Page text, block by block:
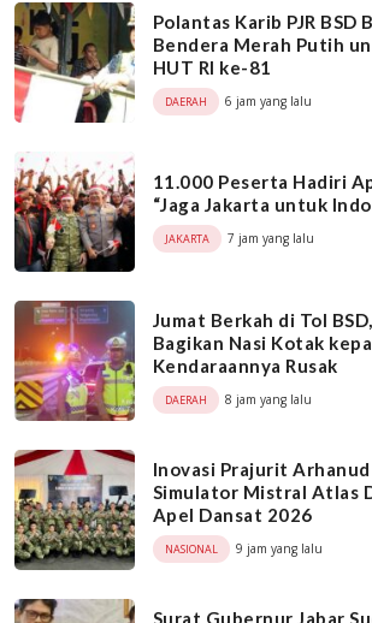
Polantas Karib PJR BSD
Bendera Merah Putih
HUT RI ke-81
DAERAH 6 jam yang lalu
11.000 Peserta Hadiri
“Jaga Jakarta untuk
JAKARTA 7 jam yang lalu
Jumat Berkah di Tol
Bagikan Nasi Kotak
Kendaraannya Rusak
DAERAH 8 jam yang lalu
Inovasi Prajurit Arhanud
Simulator Mistral Atlas
Apel Dansat 2026
NASIONAL 9 jam yang lalu
Surat Gubernur Jabar